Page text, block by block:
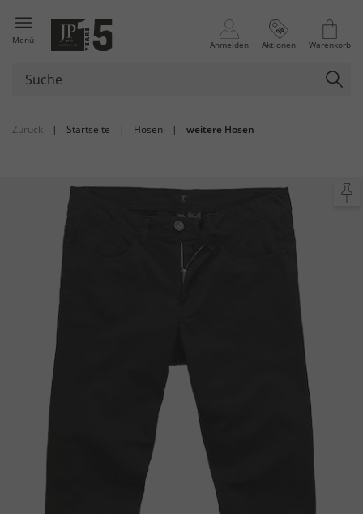
Menü Anmelden Aktionen Warenkorb
Zurück | Startseite | Hosen | weitere Hosen